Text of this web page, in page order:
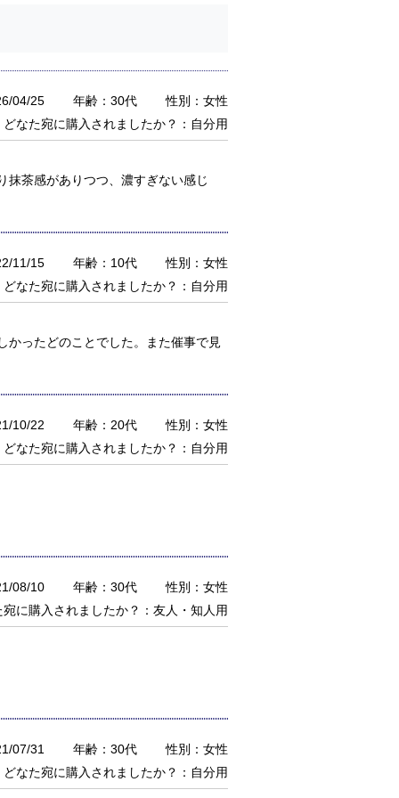
04/25 年齢：30代
性別：女性
どなた宛に購入されましたか？：自分用
抹茶感がありつつ、濃すぎない感じ
11/15 年齢：10代
性別：女性
どなた宛に購入されましたか？：自分用
かったどのことでした。また催事で見
10/22 年齢：20代
性別：女性
どなた宛に購入されましたか？：自分用
08/10 年齢：30代
性別：女性
宛に購入されましたか？：友人・知人用
07/31 年齢：30代
性別：女性
どなた宛に購入されましたか？：自分用